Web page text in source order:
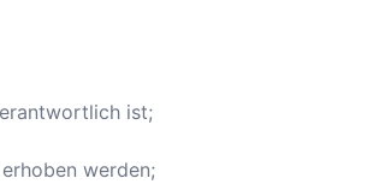
ist;
werden;